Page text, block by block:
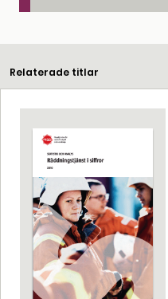
Relaterade titlar